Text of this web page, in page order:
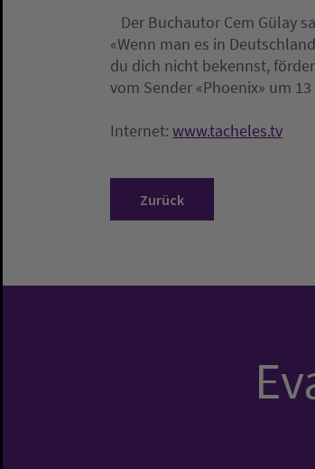
Der Buchautor Cem Gülay
«Wenn man es in
du dich nicht bekennst,
vom Sender «Phoenix» um
Internet: www.tacheles.tv
Zurück